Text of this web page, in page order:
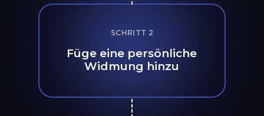
SCHRITT 2
Füge eine persönliche
Widmung hinzu